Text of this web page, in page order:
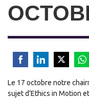
on
Facebook
on
LinkedIn
on
Twitter
on
Le 17 octobre notre
sujet d’Ethics in Motion